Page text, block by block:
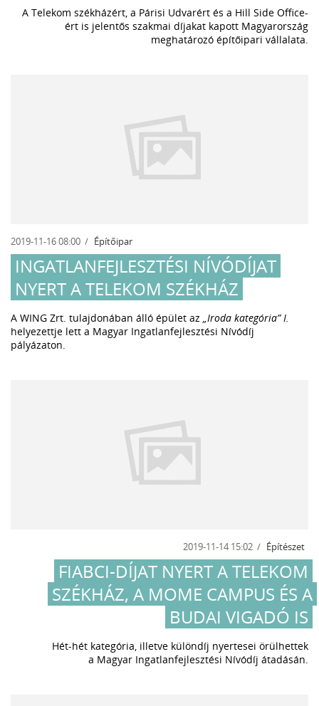
A Telekom székházért, a Párisi Udvarért és a Hill Side Office-
ért is jelentős szakmai díjakat kapott Magyarország
meghatározó építőipari vállalata.
2019-11-16 08:00 Építőipar
INGATLANFEJLESZTÉSI NÍVÓDÍJAT
NYERT A TELEKOM SZÉKHÁZ
A WING Zrt. tulajdonában álló épület az „Iroda kategória” I.
helyezettje lett a Magyar Ingatlanfejlesztési Nívódíj
pályázaton.
2019-11-14 15:02 Építészet
FIABCI-DÍJAT NYERT A TELEKOM
SZÉKHÁZ, A MOME CAMPUS ÉS A
BUDAI VIGADÓ IS
Hét-hét kategória, illetve különdíj nyertesei örülhettek
a Magyar Ingatlanfejlesztési Nívódíj átadásán.